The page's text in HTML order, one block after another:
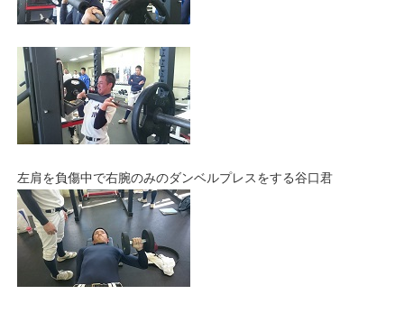
左肩を負傷中で右腕のみのダンベルプレスをする谷口君